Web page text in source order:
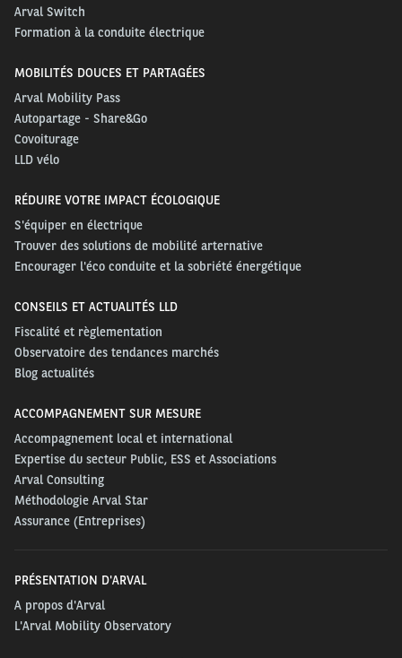
Arval Switch
Formation à la conduite électrique
MOBILITÉS DOUCES ET PARTAGÉES
Arval Mobility Pass
Autopartage - Share&Go
Covoiturage
LLD vélo
RÉDUIRE VOTRE IMPACT ÉCOLOGIQUE
S'équiper en électrique
Trouver des solutions de mobilité arternative
Encourager l'éco conduite et la sobriété énergétique
CONSEILS ET ACTUALITÉS LLD
Fiscalité et règlementation
Observatoire des tendances marchés
Blog actualités
ACCOMPAGNEMENT SUR MESURE
Accompagnement local et international
Expertise du secteur Public, ESS et Associations
Arval Consulting
Méthodologie Arval Star
Assurance (Entreprises)
PRÉSENTATION D'ARVAL
A propos d'Arval
L'Arval Mobility Observatory